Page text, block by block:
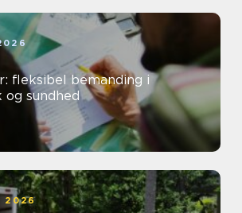
fleksibel bemanding i
sundhed
2026